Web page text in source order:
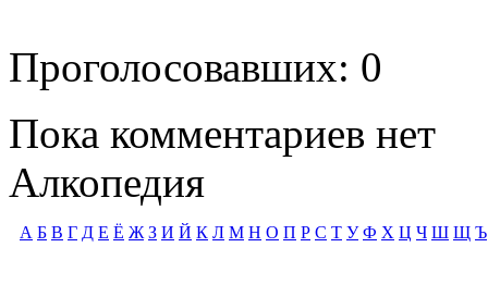
Проголосовавших: 0
Пока комментариев нет
Алкопедия
А Б В Г Д Е Ё Ж З И Й К Л М Н О П Р С Т У Ф Х Ц Ч Ш Щ Ъ